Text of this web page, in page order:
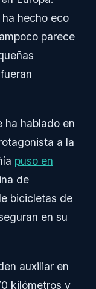
hecho eco
parece
ha hablado en
a la
puso en
de
bicicletas de
en su
auxiliar en
kilómetros y